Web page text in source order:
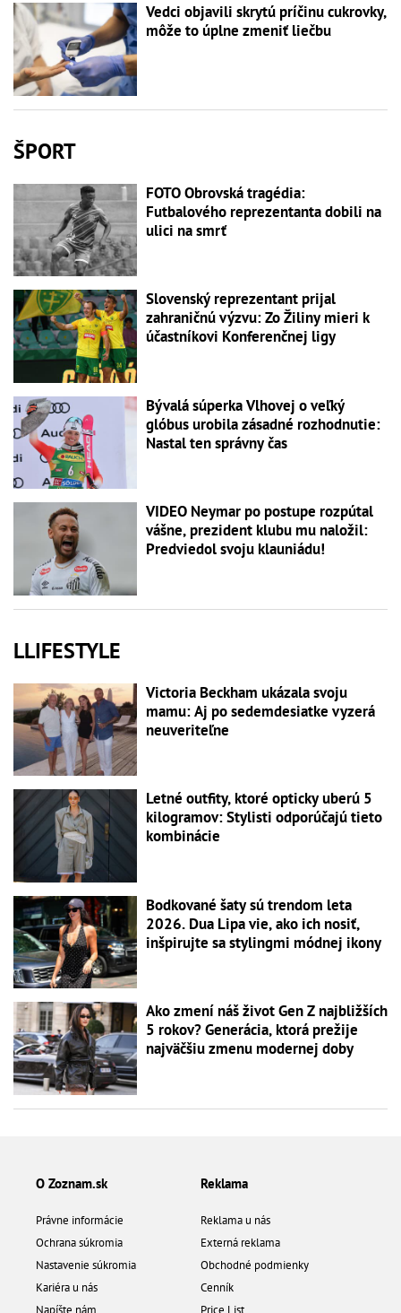
Vedci objavili skrytú príčinu cukrovky,
môže to úplne zmeniť liečbu
ŠPORT
FOTO Obrovská tragédia:
Futbalového reprezentanta dobili na
ulici na smrť
Slovenský reprezentant prijal
zahraničnú výzvu: Zo Žiliny mieri k
účastníkovi Konferenčnej ligy
Bývalá súperka Vlhovej o veľký
glóbus urobila zásadné rozhodnutie:
Nastal ten správny čas
VIDEO Neymar po postupe rozpútal
vášne, prezident klubu mu naložil:
Predviedol svoju klauniádu!
LLIFESTYLE
Victoria Beckham ukázala svoju
mamu: Aj po sedemdesiatke vyzerá
neuveriteľne
Letné outfity, ktoré opticky uberú 5
kilogramov: Stylisti odporúčajú tieto
kombinácie
Bodkované šaty sú trendom leta
2026. Dua Lipa vie, ako ich nosiť,
inšpirujte sa stylingmi módnej ikony
Ako zmení náš život Gen Z najbližších
5 rokov? Generácia, ktorá prežije
najväčšiu zmenu modernej doby
O Zoznam.sk
Právne informácie
Ochrana súkromia
Nastavenie súkromia
Kariéra u nás
Napíšte nám
Reklama
Reklama u nás
Externá reklama
Obchodné podmienky
Cenník
Price List